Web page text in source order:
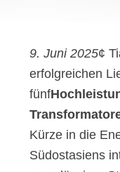
MIT
UNS
9. Juni 2025¢
erfolgreichen
fünf
Kürze in die
Südostasiens